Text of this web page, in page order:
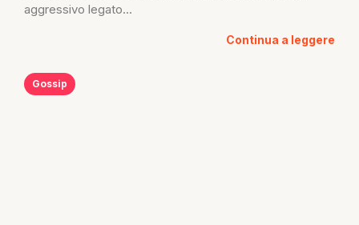
aggressivo legato...
Continua a leggere
Gossip